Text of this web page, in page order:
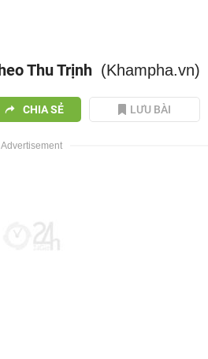
Thu Trịnh (Khampha.vn)
CHIA SẺ LƯU BÀI